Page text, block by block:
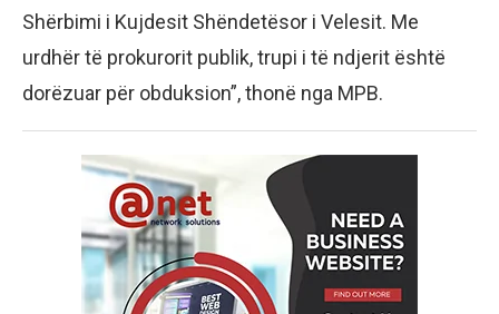
Shërbimi i Kujdesit Shëndetësor i Velesit. Me
urdhër të prokurorit publik, trupi i të ndjerit është
dorëzuar për obduksion”, thonë nga MPB.